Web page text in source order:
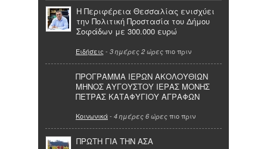
Η Περιφέρεια Θεσσαλίας ενισχύει
την Πολιτική Προστασία του Δήμου
Σοφάδων με 300.000 ευρώ
Ειδήσεις - 3 ημέρες 2 ώρες πιο πριν
ΠΡΟΓΡΑΜΜΑ ΙΕΡΩΝ ΑΚΟΛΟΥΘΙΩΝ
ΜΗΝΟΣ ΑΥΓΟΥΣΤΟΥ ΙΕΡΑΣ ΜΟΝΗΣ
ΠΕΤΡΑΣ ΚΑΤΑΦΥΓΙΟΥ ΑΓΡΑΦΩΝ
Κοινωνικά- 4 ημέρες 6 ώρες πιο πριν
ΠΡΩΤΗ ΓΙΑ ΤΗΝ ΑΣΑ